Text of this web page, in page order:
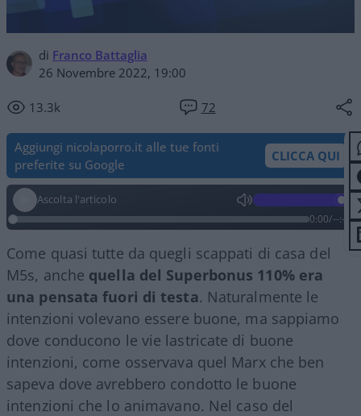
di Franco Battaglia
26 Novembre 2022, 19:00
13.3k 72
Aggiungi nicolaporro.it alle tue fonti
preferite su Google
CLICCA QUI
Ascolta l'articolo
0:00/--:--
Come quasi tutte da quegli scappati di casa del
M5s, anche quella del Superbonus 110% era
una pensata fuori di testa. Naturalmente le
intenzioni volevano essere buone, ma sappiamo
dove conducono le vie lastricate di buone
intenzioni, come osservava quel Marx che ben
sapeva dove avrebbero condotto le buone
intenzioni che lo animavano. Nel caso del